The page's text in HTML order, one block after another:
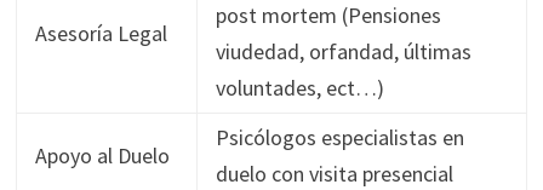
Asesoría Legal
post mortem (Pensiones
viudedad, orfandad, últimas
voluntades, ect…)
Apoyo al Duelo
Psicólogos especialistas en
duelo con visita presencial